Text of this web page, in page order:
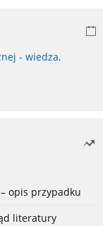
- wiedza,
opis przypadku
literatury